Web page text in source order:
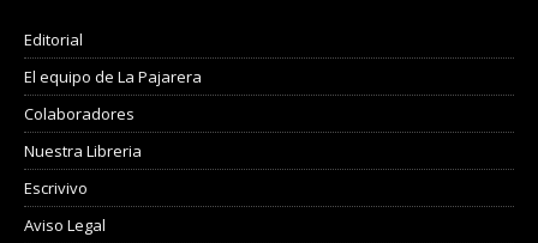
Editorial
El equipo de La Pajarera
Colaboradores
Nuestra Libreria
Escrivivo
Aviso Legal